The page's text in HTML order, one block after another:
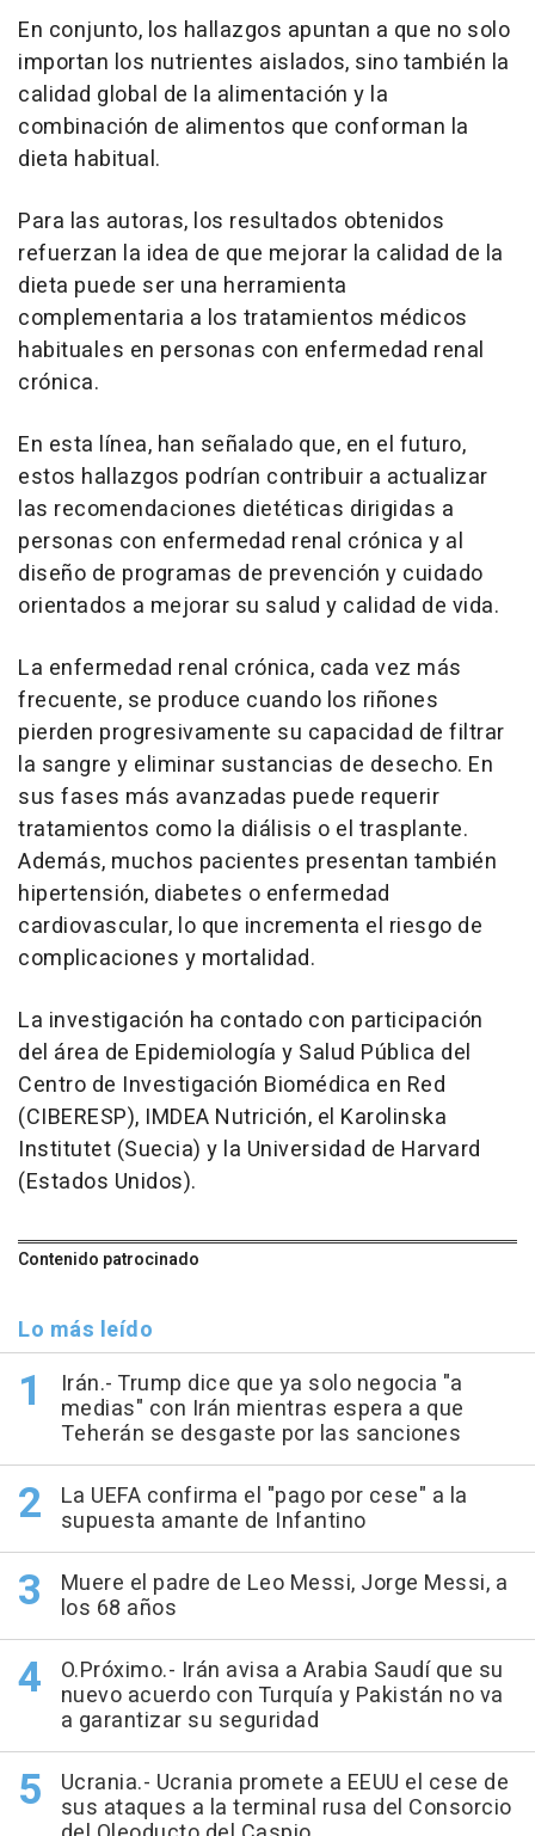
En conjunto, los hallazgos apuntan a que no solo
importan los nutrientes aislados, sino también la
calidad global de la alimentación y la
combinación de alimentos que conforman la
dieta habitual.
Para las autoras, los resultados obtenidos
refuerzan la idea de que mejorar la calidad de la
dieta puede ser una herramienta
complementaria a los tratamientos médicos
habituales en personas con enfermedad renal
crónica.
En esta línea, han señalado que, en el futuro,
estos hallazgos podrían contribuir a actualizar
las recomendaciones dietéticas dirigidas a
personas con enfermedad renal crónica y al
diseño de programas de prevención y cuidado
orientados a mejorar su salud y calidad de vida.
La enfermedad renal crónica, cada vez más
frecuente, se produce cuando los riñones
pierden progresivamente su capacidad de filtrar
la sangre y eliminar sustancias de desecho. En
sus fases más avanzadas puede requerir
tratamientos como la diálisis o el trasplante.
Además, muchos pacientes presentan también
hipertensión, diabetes o enfermedad
cardiovascular, lo que incrementa el riesgo de
complicaciones y mortalidad.
La investigación ha contado con participación
del área de Epidemiología y Salud Pública del
Centro de Investigación Biomédica en Red
(CIBERESP), IMDEA Nutrición, el Karolinska
Institutet (Suecia) y la Universidad de Harvard
(Estados Unidos).
Contenido patrocinado
Lo más leído
Irán.- Trump dice que ya solo negocia "a
medias" con Irán mientras espera a que
Teherán se desgaste por las sanciones
La UEFA confirma el "pago por cese" a la
supuesta amante de Infantino
Muere el padre de Leo Messi, Jorge Messi, a
los 68 años
O.Próximo.- Irán avisa a Arabia Saudí que su
nuevo acuerdo con Turquía y Pakistán no va
a garantizar su seguridad
Ucrania.- Ucrania promete a EEUU el cese de
sus ataques a la terminal rusa del Consorcio